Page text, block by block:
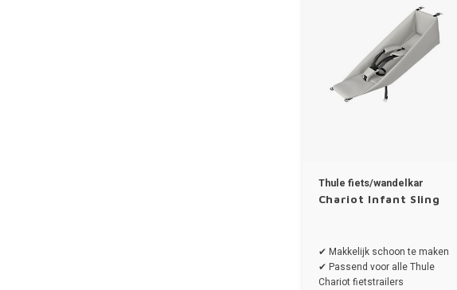
Thule fiets/wandelkar
Chariot Infant Sling
✔ Makkelijk schoon te maken
✔ Passend voor alle Thule
Chariot fietstrailers